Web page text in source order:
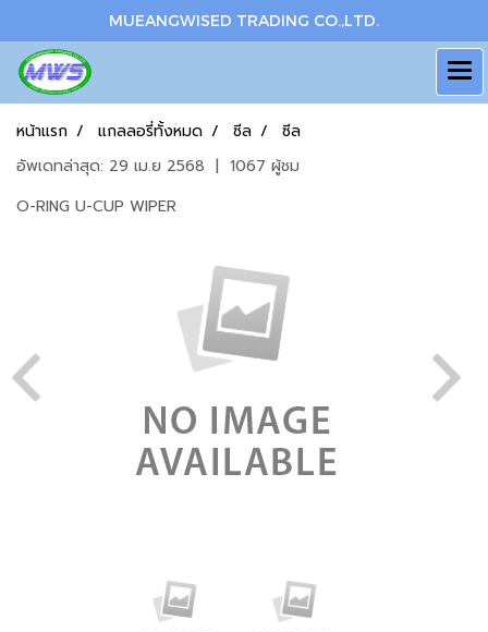
MUEANGWISED TRADING CO.,LTD.
หน้าแรก แกลลอรี่ทั้งหมด ซีล
ซีล
อัพเดทล่าสุด: 29 เม.ย 2568 | 1067 ผู้ชม
O-RING U-CUP WIPER